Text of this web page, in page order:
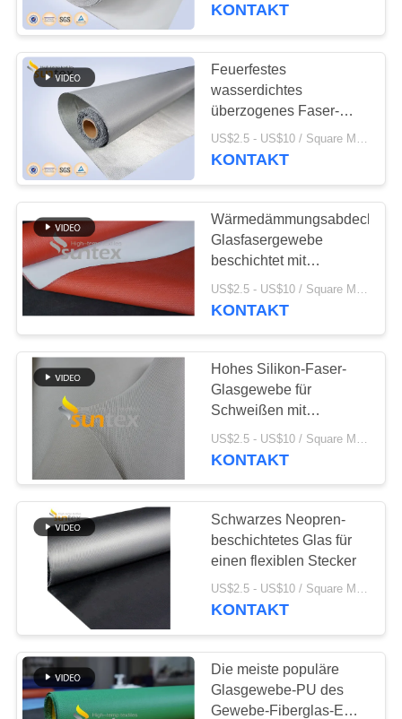
KONTAKT
MIT
UNS
BITTE UM
EIN
ANGEBOT
SITEMAP
PRIVACY
POLICY
KONTAKT
Feuerfestes
wasserdichtes
überzogenes Faser-
Glasgewebe PUs für
das Schweißen drapiert
US$2.5 - US$10 / Square Meter MOQ:500 Quadratmeter/Quadratmeter
KONTAKT
Wärmedämmungsabdeckung
Glasfasergewebe
beschichtet mit
Polyurethan
KONTAKT
Hohes Silikon-Faser-
Glasgewebe für
Schweißen mit
Temperatur-Widerstand
US$2.5 - US$10 / Square Meter MOQ:20 Rollen
KONTAKT
Schwarzes Neopren-
beschichtetes Glas für
einen flexiblen Stecker
US$2.5 - US$10 / Square Meter MOQ:20 Rollen
KONTAKT
Die meiste populäre
Glasgewebe-PU des
Gewebe-Fiberglas-E